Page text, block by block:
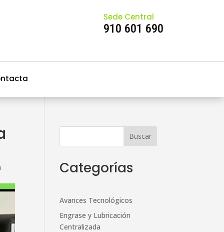
Sede Central
910 601 690
Categorías
Avances Tecnológicos
Engrase y Lubricación
Centralizada